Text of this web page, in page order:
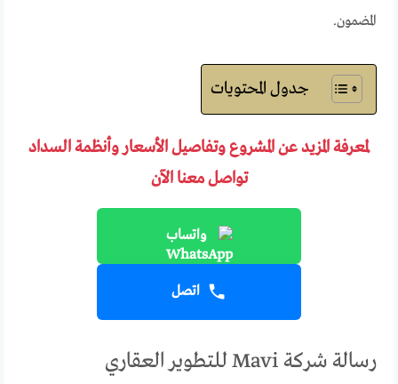
المضمون.
جدول المحتويات
لمعرفة المزيد عن المشروع وتفاصيل الأسعار وأنظمة السداد
تواصل معنا الآن
واتساب
اتصل
رسالة شركة Mavi للتطوير العقاري